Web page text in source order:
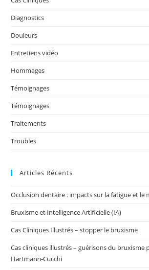
o
o
k
Diagnostics
Douleurs
Entretiens vidéo
Hommages
Témoignages
Témoignages
Traitements
Troubles
Articles Récents
Occlusion dentaire : impacts sur la fatigue et le
Bruxisme et Intelligence Artificielle (IA)
Cas Cliniques Illustrés – stopper le bruxisme
Cas cliniques illustrés – guérisons du bruxisme
Hartmann-Cucchi